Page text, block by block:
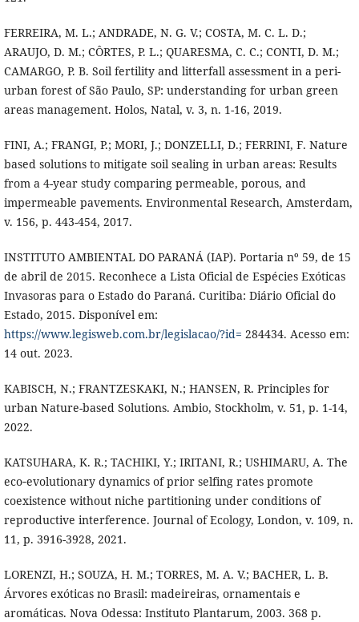
FERREIRA, M. L.; ANDRADE, N. G. V.; COSTA, M. C. L. D.;
ARAUJO, D. M.; CÔRTES, P. L.; QUARESMA, C. C.; CONTI, D. M.;
CAMARGO, P. B. Soil fertility and litterfall assessment in a peri-
urban forest of São Paulo, SP: understanding for urban green
areas management. Holos, Natal, v. 3, n. 1-16, 2019.
FINI, A.; FRANGI, P.; MORI, J.; DONZELLI, D.; FERRINI, F. Nature
based solutions to mitigate soil sealing in urban areas: Results
from a 4-year study comparing permeable, porous, and
impermeable pavements. Environmental Research, Amsterdam,
v. 156, p. 443-454, 2017.
INSTITUTO AMBIENTAL DO PARANÁ (IAP). Portaria nº 59, de 15
de abril de 2015. Reconhece a Lista Oficial de Espécies Exóticas
Invasoras para o Estado do Paraná. Curitiba: Diário Oficial do
Estado, 2015. Disponível em:
https://www.legisweb.com.br/legislacao/?id= 284434. Acesso em:
14 out. 2023.
KABISCH, N.; FRANTZESKAKI, N.; HANSEN, R. Principles for
urban Nature-based Solutions. Ambio, Stockholm, v. 51, p. 1-14,
2022.
KATSUHARA, K. R.; TACHIKI, Y.; IRITANI, R.; USHIMARU, A. The
eco‐evolutionary dynamics of prior selfing rates promote
coexistence without niche partitioning under conditions of
reproductive interference. Journal of Ecology, London, v. 109, n.
11, p. 3916-3928, 2021.
LORENZI, H.; SOUZA, H. M.; TORRES, M. A. V.; BACHER, L. B.
Árvores exóticas no Brasil: madeireiras, ornamentais e
aromáticas. Nova Odessa: Instituto Plantarum, 2003. 368 p.